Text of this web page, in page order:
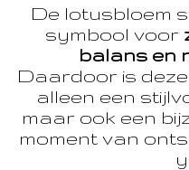
De lotusbloem
symbool voor
balans en
Daardoor is
alleen een
maar ook een
moment van